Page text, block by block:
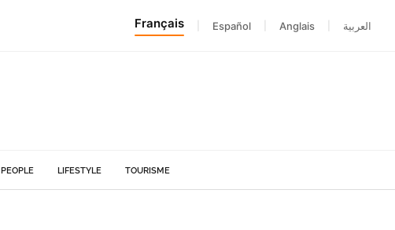
Français Español Anglais العربية
PEOPLE LIFESTYLE TOURISME